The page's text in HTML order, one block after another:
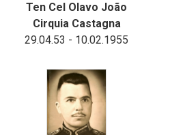
Ten Cel Olavo João
Cirquia Castagna
29.04.53 - 10.02.1955